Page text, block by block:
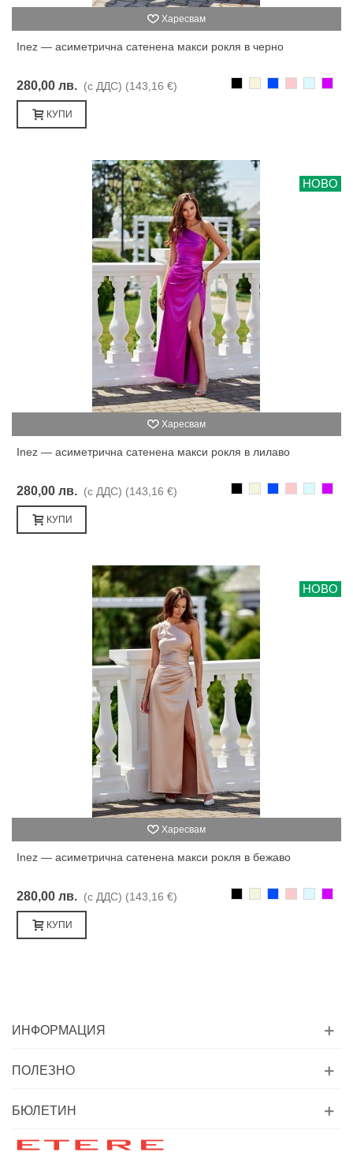
Харесвам
Inez — асиметрична сатенена макси рокля в черно
280,00 лв. (с ДДС) (143,16 €)
КУПИ
НОВО
Харесвам
Inez — асиметрична сатенена макси рокля в лилаво
280,00 лв. (с ДДС) (143,16 €)
КУПИ
НОВО
Харесвам
Inez — асиметрична сатенена макси рокля в бежаво
280,00 лв. (с ДДС) (143,16 €)
КУПИ
ИНФОРМАЦИЯ
ПОЛЕЗНО
БЮЛЕТИН